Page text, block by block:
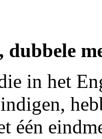
dubbele
in het
één